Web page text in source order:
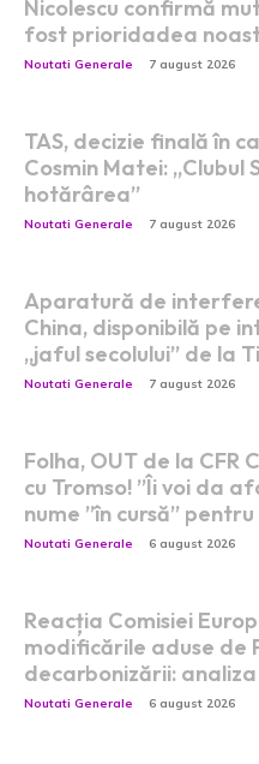
Nicolescu confirmă
fost prioridadea
Noutati Generale 7 august 2026
TAS, decizie finală în
Cosmin Matei: „Clubul
hotărârea”
Noutati Generale 7 august 2026
Aparatură de
China, disponibilă pe
„jaful secolului” de la
Noutati Generale 7 august 2026
Folha, OUT de la CFR
cu Tromso! ”Îi voi da
nume ”în cursă”
Noutati Generale 6 august 2026
Reacția Comisiei
modificările aduse de
decarbonizării:
Noutati Generale 6 august 2026